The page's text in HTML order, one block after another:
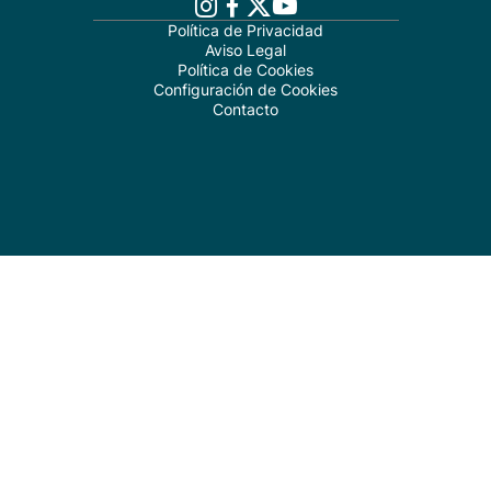
Política de Privacidad
Aviso Legal
Política de Cookies
Configuración de Cookies
Contacto